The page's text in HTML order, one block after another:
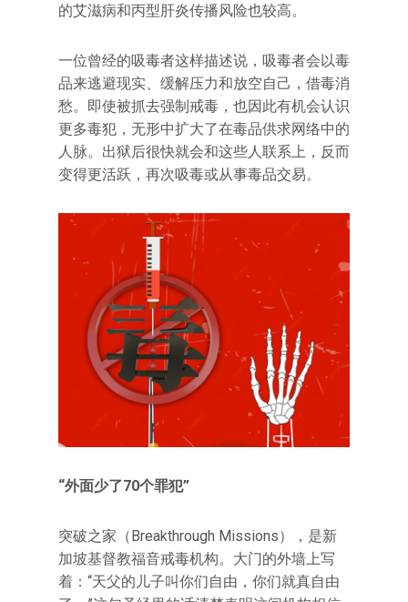
的艾滋病和丙型肝炎传播风险也较高。
一位曾经的吸毒者这样描述说，吸毒者会以毒
品来逃避现实、缓解压力和放空自己，借毒消
愁。即使被抓去强制戒毒，也因此有机会认识
更多毒犯，无形中扩大了在毒品供求网络中的
人脉。出狱后很快就会和这些人联系上，反而
变得更活跃，再次吸毒或从事毒品交易。
“外面少了70个罪犯”
突破之家（Breakthrough Missions），是新
加坡基督教福音戒毒机构。大门的外墙上写
着：“天父的儿子叫你们自由，你们就真自由